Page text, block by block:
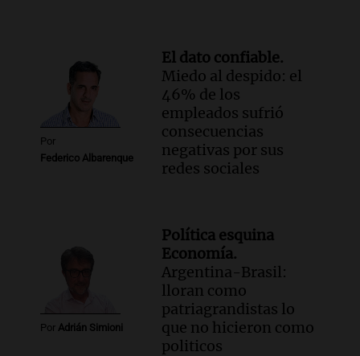
Por
Federico Albarenque
El dato confiable.
Miedo al despido: el
46% de los
empleados sufrió
consecuencias
negativas por sus
redes sociales
Por Adrián Simioni
Política esquina
Economía.
Argentina-Brasil:
lloran como
patriagrandistas lo
que no hicieron como
politicos